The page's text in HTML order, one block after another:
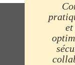
et